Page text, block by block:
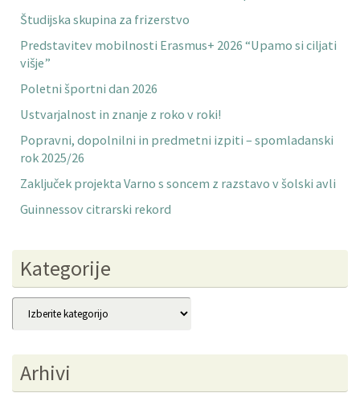
Študijska skupina za frizerstvo
Predstavitev mobilnosti Erasmus+ 2026 “Upamo si ciljati
višje”
Poletni športni dan 2026
Ustvarjalnost in znanje z roko v roki!
Popravni, dopolnilni in predmetni izpiti – spomladanski
rok 2025/26
Zaključek projekta Varno s soncem z razstavo v šolski avli
Guinnessov citrarski rekord
Kategorije
Kategorije
Arhivi